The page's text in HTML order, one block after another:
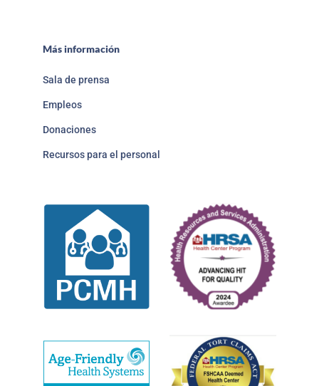
Más información
Sala de prensa
Empleos
Donaciones
Recursos para el personal